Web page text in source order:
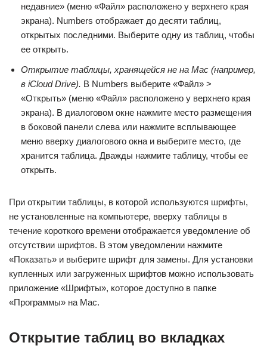
недавние» (меню «Файл» расположено у верхнего края
экрана). Numbers отображает до десяти таблиц,
открытых последними. Выберите одну из таблиц, чтобы
ее открыть.
Открытие таблицы, хранящейся не на Mac (например,
в iCloud Drive). В Numbers выберите «Файл» >
«Открыть» (меню «Файл» расположено у верхнего края
экрана). В диалоговом окне нажмите место размещения
в боковой панели слева или нажмите всплывающее
меню вверху диалогового окна и выберите место, где
хранится таблица. Дважды нажмите таблицу, чтобы ее
открыть.
При открытии таблицы, в которой используются шрифты,
не установленные на компьютере, вверху таблицы в
течение короткого времени отображается уведомление об
отсутствии шрифтов. В этом уведомлении нажмите
«Показать» и выберите шрифт для замены. Для установки
купленных или загруженных шрифтов можно использовать
приложение «Шрифты», которое доступно в папке
«Программы» на Mac.
Открытие таблиц во вкладках